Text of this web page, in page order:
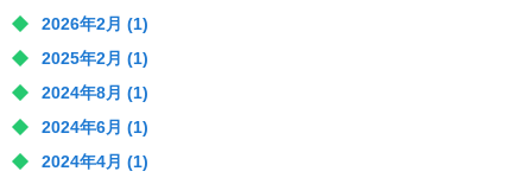
2026年2月 (1)
2025年2月 (1)
2024年8月 (1)
2024年6月 (1)
2024年4月 (1)